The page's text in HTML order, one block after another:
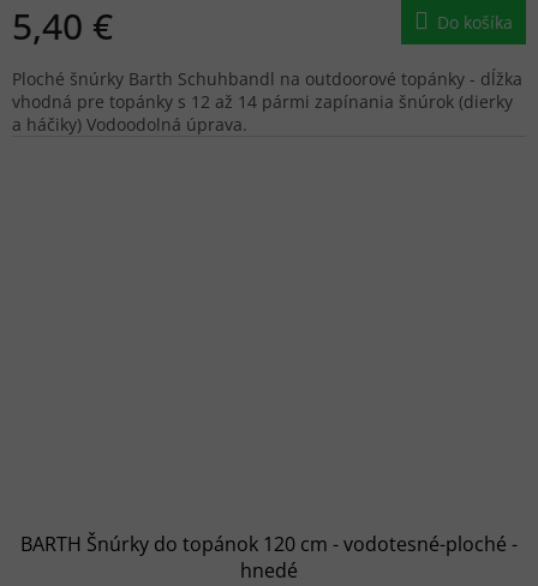
5,40 € Do košíka
Ploché šnúrky Barth Schuhbandl na outdoorové topánky - dĺžka
vhodná pre topánky s 12 až 14 pármi zapínania šnúrok (dierky
a háčiky) Vodoodolná úprava.
BARTH Šnúrky do topánok 120 cm - vodotesné-ploché -
hnedé